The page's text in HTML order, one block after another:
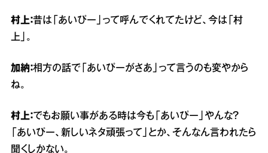
村上：昔は「あいぴー」って呼んでくれてたけど、今は「村
上」。
加納：相方の話で「あいぴーがさあ」って言うのも変やから
ね。
村上： でもお願い事がある時は今も「あいぴー」やんな？
「あいぴー、新しいネタ頑張って」とか、そんなん言われたら
聞くしかない。